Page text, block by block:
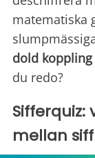
matematiska
dold koppling
du redo?
Sifferquiz:
mellan